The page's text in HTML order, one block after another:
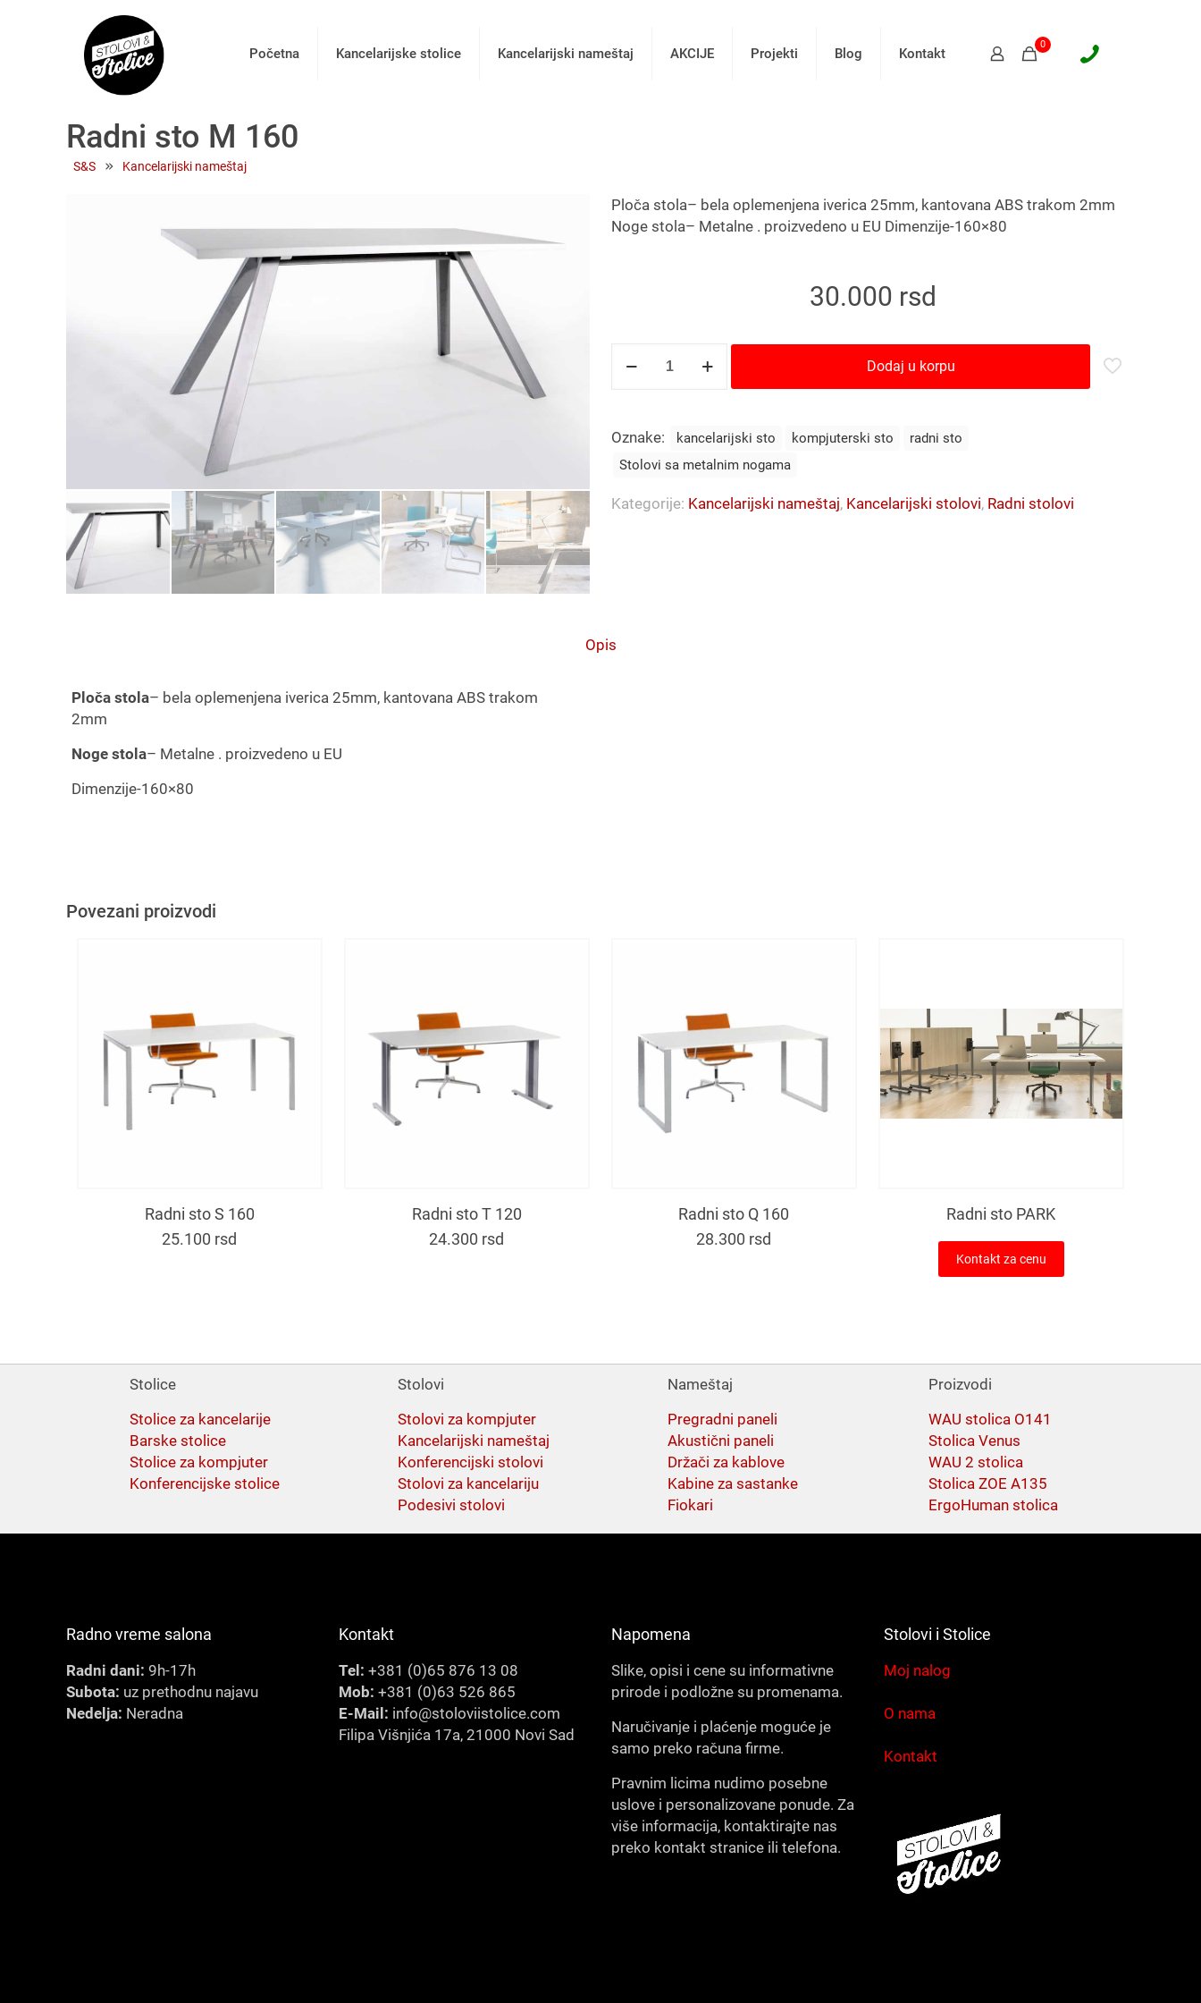
Početna Kancelarijske stolice Kancelarijski nameštaj AKCIJE Projekti Blog Kontakt
0
Radni sto M 160
S&S » Kancelarijski nameštaj
Ploča stola– bela oplemenjena iverica 25mm, kantovana ABS trakom 2mm
Noge stola– Metalne . proizvedeno u EU Dimenzije-160×80
30.000 rsd
količina
Dodaj u korpu
Oznake: kancelarijski sto kompjuterski sto
radni sto
Stolovi sa metalnim nogama
Kategorije: Kancelarijski nameštaj, Kancelarijski stolovi, Radni stolovi
Opis
Ploča stola– bela oplemenjena iverica 25mm, kantovana ABS trakom
2mm
Noge stola– Metalne . proizvedeno u EU
Dimenzije-160×80
Povezani proizvodi
Radni sto S 160
25.100 rsd
Radni sto T 120
24.300 rsd
Radni sto Q 160
28.300 rsd
Radni sto PARK
Kontakt za cenu
Stolice
Stolice za kancelarije
Barske stolice
Stolice za kompjuter
Konferencijske stolice
Stolovi
Stolovi za kompjuter
Kancelarijski nameštaj
Konferencijski stolovi
Stolovi za kancelariju
Podesivi stolovi
Nameštaj
Pregradni paneli
Akustični paneli
Držači za kablove
Kabine za sastanke
Fiokari
Proizvodi
WAU stolica O141
Stolica Venus
WAU 2 stolica
Stolica ZOE A135
ErgoHuman stolica
Radno vreme salona
Radni dani: 9h-17h
Subota: uz prethodnu najavu
Nedelja: Neradna
Kontakt
Tel: +381 (0)65 876 13 08
Mob: +381 (0)63 526 865
E-Mail: info@stoloviistolice.com
Filipa Višnjića 17a, 21000 Novi Sad
Napomena
Slike, opisi i cene su informativne
prirode i podložne su promenama.
Naručivanje i plaćenje moguće je
samo preko računa firme.
Pravnim licima nudimo posebne
uslove i personalizovane ponude. Za
više informacija, kontaktirajte nas
preko kontakt stranice ili telefona.
Stolovi i Stolice
Moj nalog
O nama
Kontakt